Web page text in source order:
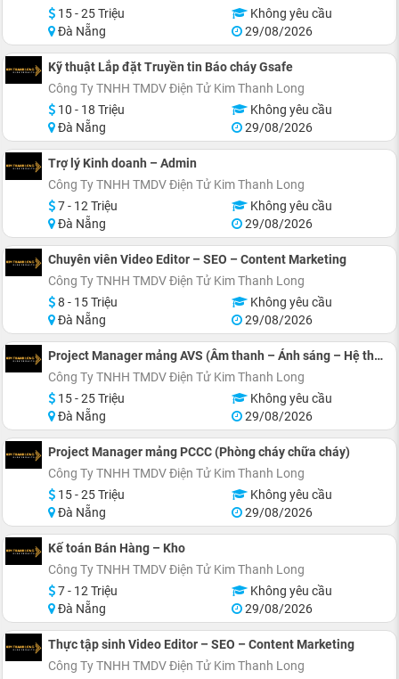
15 - 25 Triệu
Không yêu cầu
Đà Nẵng
29/08/2026
Kỹ thuật Lắp đặt Truyền tin Báo cháy Gsafe
Công Ty TNHH TMDV Điện Tử Kim Thanh Long
10 - 18 Triệu
Không yêu cầu
Đà Nẵng
29/08/2026
Trợ lý Kinh doanh – Admin
Công Ty TNHH TMDV Điện Tử Kim Thanh Long
7 - 12 Triệu
Không yêu cầu
Đà Nẵng
29/08/2026
Chuyên viên Video Editor – SEO – Content Marketing
Công Ty TNHH TMDV Điện Tử Kim Thanh Long
8 - 15 Triệu
Không yêu cầu
Đà Nẵng
29/08/2026
Project Manager mảng AVS (Âm thanh – Ánh sáng – Hệ thống)
Công Ty TNHH TMDV Điện Tử Kim Thanh Long
15 - 25 Triệu
Không yêu cầu
Đà Nẵng
29/08/2026
Project Manager mảng PCCC (Phòng cháy chữa cháy)
Công Ty TNHH TMDV Điện Tử Kim Thanh Long
15 - 25 Triệu
Không yêu cầu
Đà Nẵng
29/08/2026
Kế toán Bán Hàng – Kho
Công Ty TNHH TMDV Điện Tử Kim Thanh Long
7 - 12 Triệu
Không yêu cầu
Đà Nẵng
29/08/2026
Thực tập sinh Video Editor – SEO – Content Marketing
Công Ty TNHH TMDV Điện Tử Kim Thanh Long